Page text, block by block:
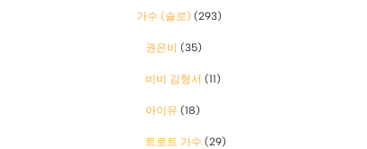
가수 (솔로) (293)
권은비 (35)
비비 김형서 (11)
아이유 (18)
트로트 가수 (29)